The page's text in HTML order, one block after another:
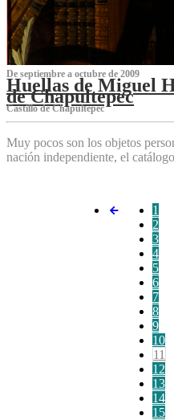
De septiembre a octubre de 2009
Huellas de Miguel
de Chapultepec
Castillo de Chapultepec
Muy pocos son los objetos
nación independiente, el
1
2
3
4
5
6
7
8
9
10
11
12
13
14
15